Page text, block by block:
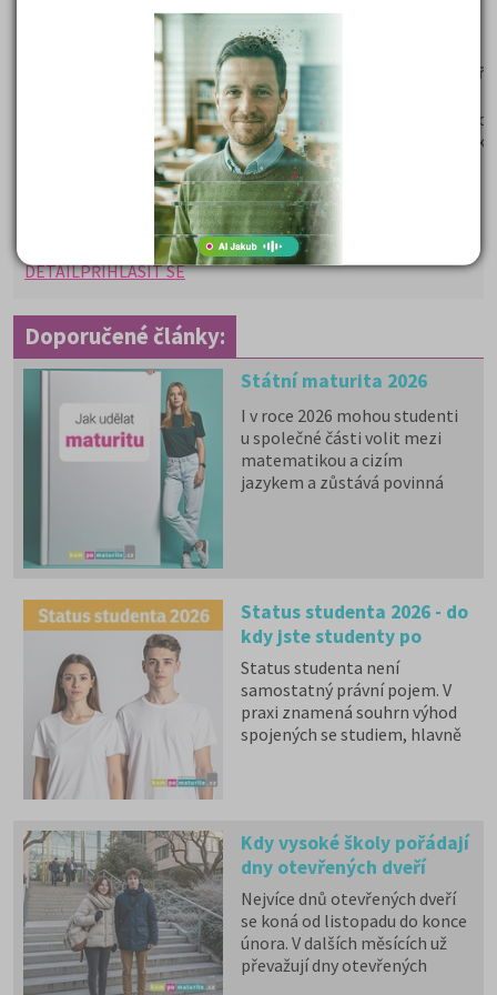
včetně novinek v daném oboru.
Dle našich obchodních podmínek –
ročníků poskytujeme garanci vrácení peněz v případě
Využití Programu GARANCE, je pro studenty velkou
Student dostane poštou učebnice psychologie, a časopis
10 560 Kč
DETAILPŘIHLÁSIT SE
Doporučené články:
Státní maturita 2026
I v roce 2026 mohou studenti
u společné části volit mezi
matematikou a cizím
jazykem a zůstává povinná
Status studenta 2026 - do
kdy jste studenty po
maturitě?
Status studenta není
samostatný právní pojem. V
praxi znamená souhrn výhod
spojených se studiem, hlavně
Kdy vysoké školy pořádají
dny otevřených dveří
Nejvíce dnů otevřených dveří
se koná od listopadu do konce
února. V dalších měsících už
převažují dny otevřených